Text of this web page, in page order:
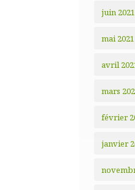
juin 2021
mai 2021
avril
mars
février
janvier